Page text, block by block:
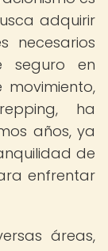
adquirir
necesarios
seguro en
movimiento,
ha
años, ya
de
enfrentar
áreas,